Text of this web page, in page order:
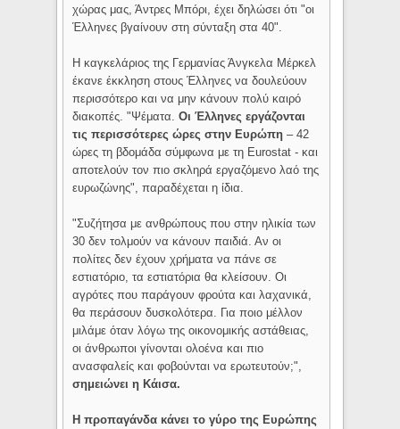
χώρας μας, Άντρες Μπόρι, έχει δηλώσει ότι "οι
Έλληνες βγαίνουν στη σύνταξη στα 40".
Η καγκελάριος της Γερμανίας Άνγκελα Μέρκελ
έκανε έκκληση στους Έλληνες να δουλεύουν
περισσότερο και να μην κάνουν πολύ καιρό
διακοπές. "Ψέματα.Οι Έλληνες εργάζονται
τις περισσότερες ώρες στην Ευρώπη – 42
ώρες τη βδομάδα σύμφωνα με τη Eurostat - και
αποτελούν τον πιο σκληρά εργαζόμενο λαό της
ευρωζώνης", παραδέχεται η ίδια.
"Συζήτησα με ανθρώπους που στην ηλικία των
30 δεν τολμούν να κάνουν παιδιά. Αν οι
πολίτες δεν έχουν χρήματα να πάνε σε
εστιατόριο, τα εστιατόρια θα κλείσουν. Οι
αγρότες που παράγουν φρούτα και λαχανικά,
θα περάσουν δυσκολότερα. Για ποιο μέλλον
μιλάμε όταν λόγω της οικονομικής αστάθειας,
οι άνθρωποι γίνονται ολοένα και πιο
ανασφαλείς και φοβούνται να ερωτευτούν;",
σημειώνει η Κάισα.
Η προπαγάνδα κάνει το γύρο της Ευρώπης